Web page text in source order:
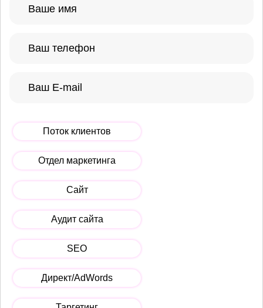
Поток клиентов
Отдел маркетинга
Сайт
Аудит сайта
SEO
Директ/AdWords